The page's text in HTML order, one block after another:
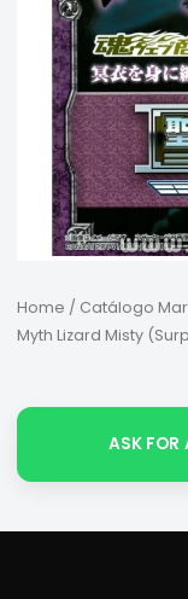
Home / Catálogo
Myth Lizard Misty
ASK FOR